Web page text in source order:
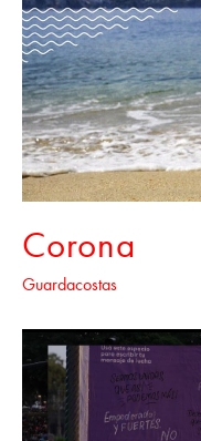
Corona
Guardacostas